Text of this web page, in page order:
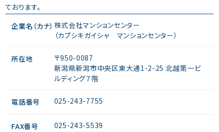
ております。
企業名（カナ） 株式会社マンションセンター
（カブシキガイシャ マンションセンター）
所在地
〒950-0087
新潟県新潟市中央区東大通1-2-25 北越第一ビ
ルディング７階
電話番号 025-243-7755
FAX番号 025-243-5539